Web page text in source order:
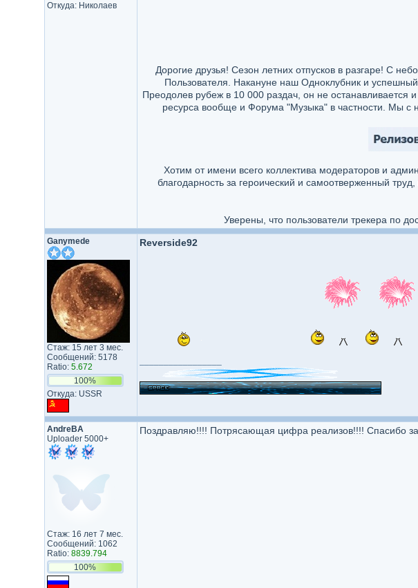
Откуда: Николаев
Дорогие друзья! Сезон летних отпусков в разгаре! С
Пользователя. Накануне наш Одноклубник и
Преодолев рубеж в 10 000 раздач, он не останавливается
ресурса вообще и Форума "Музыка" в частности. Мы с
Хотим от имени всего коллектива модераторов и
благодарность за героический и самоотверженный
Уверены, что пользователи трекера по
Ganymede
Стаж: 15 лет 3 мес.
Сообщений: 5178
Ratio: 5.672
100%
Откуда: USSR
Reverside92
AndreBA
Uploader 5000+
Стаж: 16 лет 7 мес.
Сообщений: 1062
Ratio: 8839.794
100%
Поздравляю!!!! Потрясающая цифра реализов!!!! Спасибо